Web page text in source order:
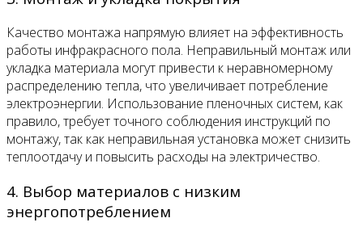
Качество монтажа напрямую влияет на эффективность
работы инфракрасного пола. Неправильный монтаж или
укладка материала могут привести к неравномерному
распределению тепла, что увеличивает потребление
электроэнергии. Использование пленочных систем, как
правило, требует точного соблюдения инструкций по
монтажу, так как неправильная установка может снизить
теплоотдачу и повысить расходы на электричество.
4. Выбор материалов с низким
энергопотреблением